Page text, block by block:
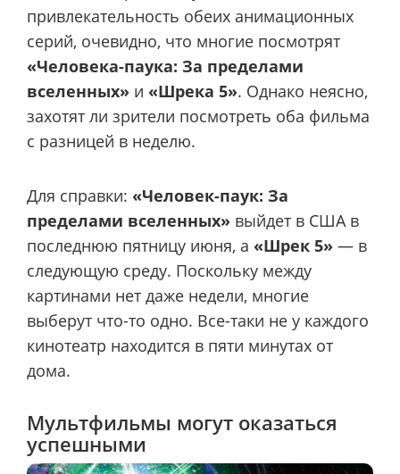
привлекательность обеих анимационных
серий, очевидно, что многие посмотрят
«Человека-паука: За пределами
вселенных» и «Шрека 5». Однако неясно,
захотят ли зрители посмотреть оба фильма
с разницей в неделю.
Для справки: «Человек-паук: За
пределами вселенных» выйдет в США в
последнюю пятницу июня, а «Шрек 5» — в
следующую среду. Поскольку между
картинами нет даже недели, многие
выберут что-то одно. Все-таки не у каждого
кинотеатр находится в пяти минутах от
дома.
Мультфильмы могут оказаться
успешными